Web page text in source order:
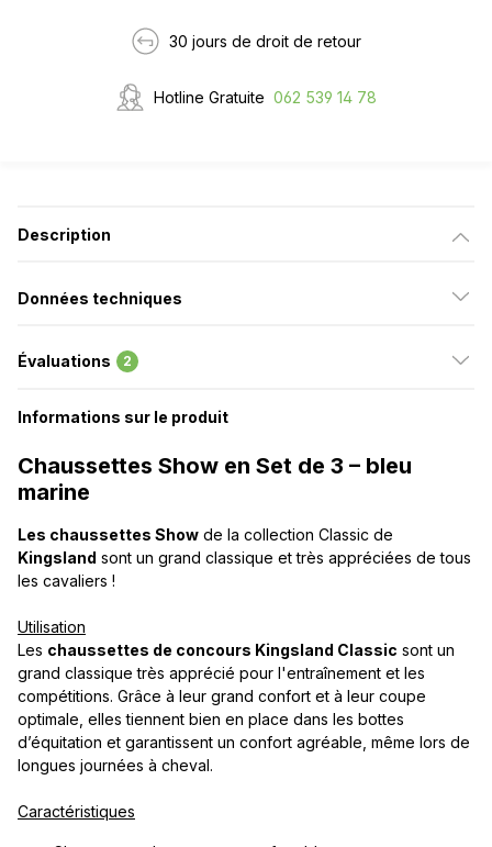
30 jours de droit de retour
Hotline Gratuite 062 539 14 78
Description
Données techniques
Évaluations 2
Informations sur le produit
Chaussettes Show en Set de 3 – bleu
marine
Les chaussettes Show de la collection Classic de
Kingsland sont un grand classique et très appréciées de tous
les cavaliers !
Utilisation
Les chaussettes de concours Kingsland Classic sont un
grand classique très apprécié pour l'entraînement et les
compétitions. Grâce à leur grand confort et à leur coupe
optimale, elles tiennent bien en place dans les bottes
d’équitation et garantissent un confort agréable, même lors de
longues journées à cheval.
Caractéristiques